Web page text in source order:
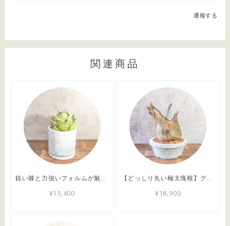
通報する
関連商品
鋭い棘と力強いフォルムが魅力のアガベ・シロアリ（FO-76）。無骨な質感が映える手づくりモルタル鉢。根腐れを防ぐ独自配合の用土｜虫発生抑制（全国一律送料850円）
¥15,400
【どっしり丸い極太塊根】グラキリス。胴回り40cmの圧倒的ボリューム。無骨な「手づくりモルタル鉢」とセットで。｜虫発生抑制（全国一律送料850円）
¥18,900